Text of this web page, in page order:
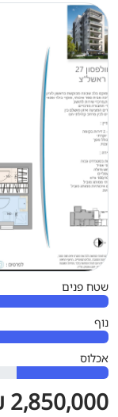
שטח פנים
נוף
אכלוס
2,850,000 ₪